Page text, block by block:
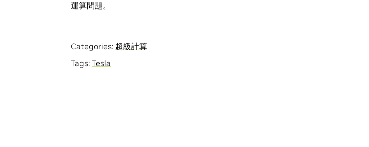
運算問題。
Categories: 超級計算
Tags: Tesla